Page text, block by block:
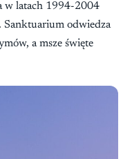
w latach 1994-2004
Sanktuarium odwiedza
a msze święte